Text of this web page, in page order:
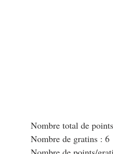
Nombre total de
Nombre de gratins : 6